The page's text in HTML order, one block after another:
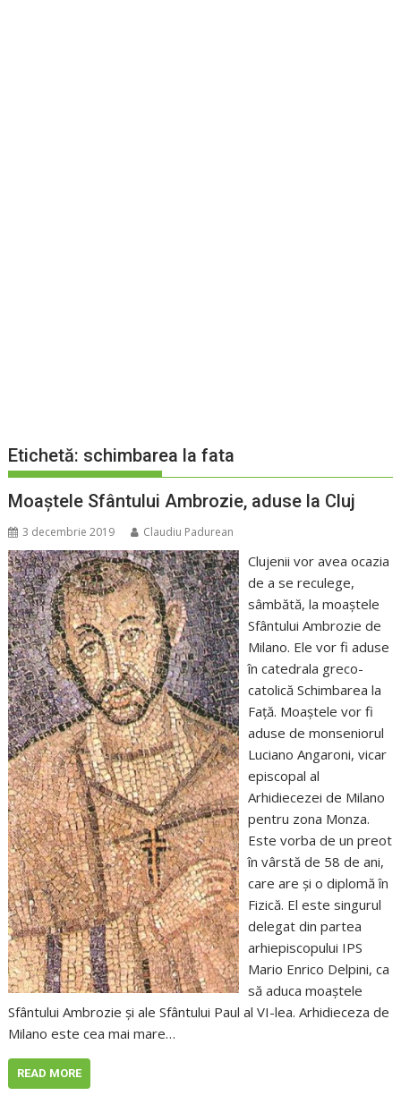
Etichetă: schimbarea la fata
Moaștele Sfântului Ambrozie, aduse la Cluj
3 decembrie 2019 Claudiu Padurean
Clujenii vor avea ocazia
de a se reculege,
sâmbătă, la moaștele
Sfântului Ambrozie de
Milano. Ele vor fi aduse
în catedrala greco-
catolică Schimbarea la
Față. Moaștele vor fi
aduse de monseniorul
Luciano Angaroni, vicar
episcopal al
Arhidiecezei de Milano
pentru zona Monza.
Este vorba de un preot
în vârstă de 58 de ani,
care are și o diplomă în
Fizică. El este singurul
delegat din partea
arhiepiscopului IPS
Mario Enrico Delpini, ca
să aduca moaștele
Sfântului Ambrozie și ale Sfântului Paul al VI-lea. Arhidieceza de
Milano este cea mai mare…
READ MORE